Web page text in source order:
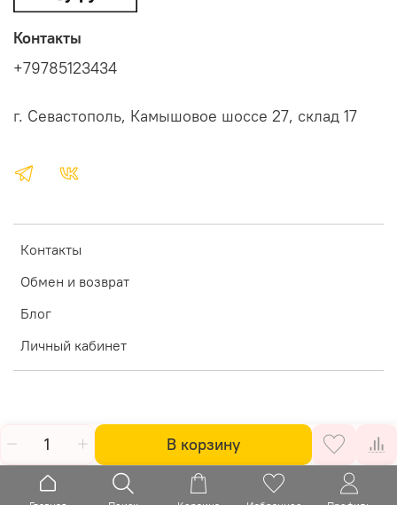
В корзину
Контакты
Обмен и возврат
Блог
Личный кабинет
Контакты
+79785123434
г. Севастополь, Камышовое шоссе 27, склад 17